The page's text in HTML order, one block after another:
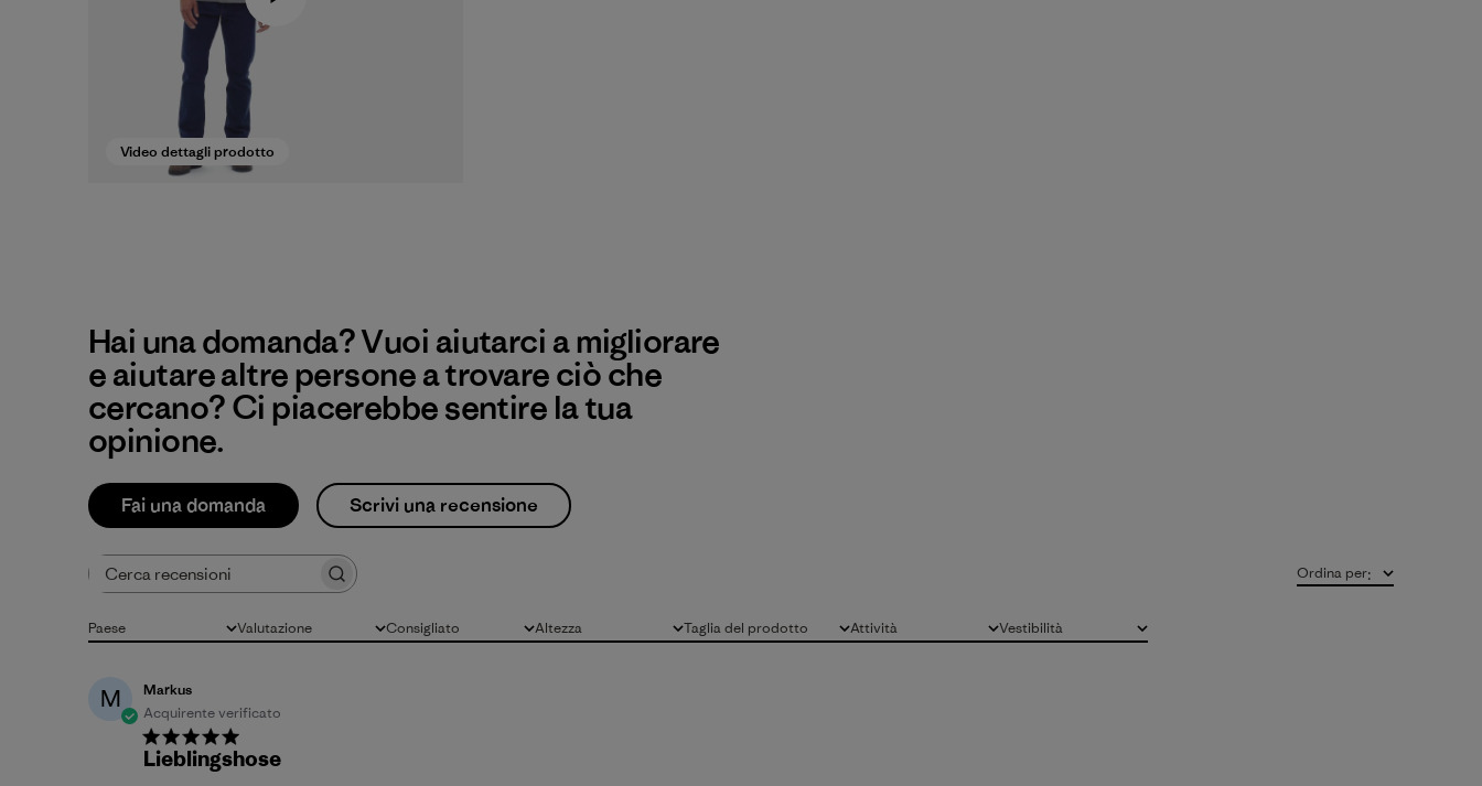
Video dettagli prodotto
Hai una domanda? Vuoi aiutarci a migliorare
e aiutare altre persone a trovare ciò che
cercano? Ci piacerebbe sentire la tua
opinione.
Fai una domanda Scrivi una recensione
Cerca recensioni
Valutazione
Tutte le valutazioni
Paese
Tutto Consigliato
Tutto Altezza
Tutto Taglia del prodotto
Tutto Attività
Tutto Vestibilità
Tutto
Ordina per:
M
Markus
Acquirente verificato
Lieblingshose